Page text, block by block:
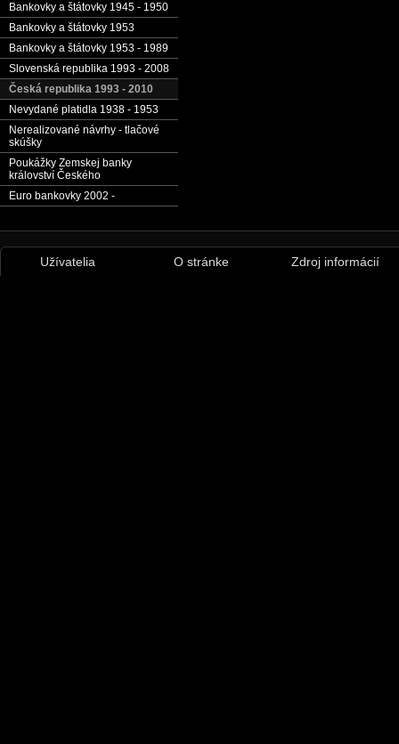
Bankovky a štátovky 1945 - 1950
Bankovky a štátovky 1953
Bankovky a štátovky 1953 - 1989
Slovenská republika 1993 - 2008
Česká republika 1993 - 2010
Nevydané platidla 1938 - 1953
Nerealizované návrhy - tlačové
skúšky
Poukážky Zemskej banky
království Českého
Euro bankovky 2002 -
Užívatelia O stránke Zdroj informácií